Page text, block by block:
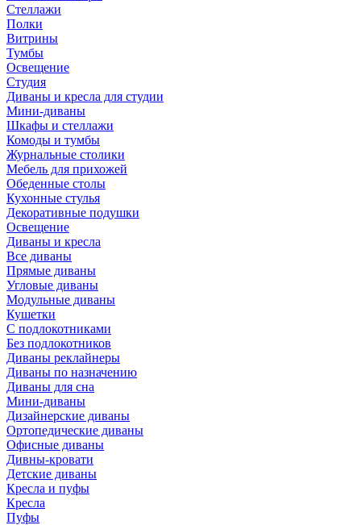
Стеллажи
Полки
Витрины
Тумбы
Освещение
Студия
Диваны и кресла для студии
Мини-диваны
Шкафы и стеллажи
Комоды и тумбы
Журнальные столики
Мебель для прихожей
Обеденные столы
Кухонные стулья
Декоративные подушки
Освещение
Диваны и кресла
Все диваны
Прямые диваны
Угловые диваны
Модульные диваны
Кушетки
С подлокотниками
Без подлокотников
Диваны реклайнеры
Диваны по назначению
Диваны для сна
Мини-диваны
Дизайнерские диваны
Ортопедические диваны
Офисные диваны
Дивны-кровати
Детские диваны
Кресла и пуфы
Кресла
Пуфы